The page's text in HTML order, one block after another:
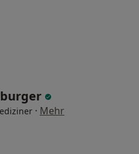
· Mehr